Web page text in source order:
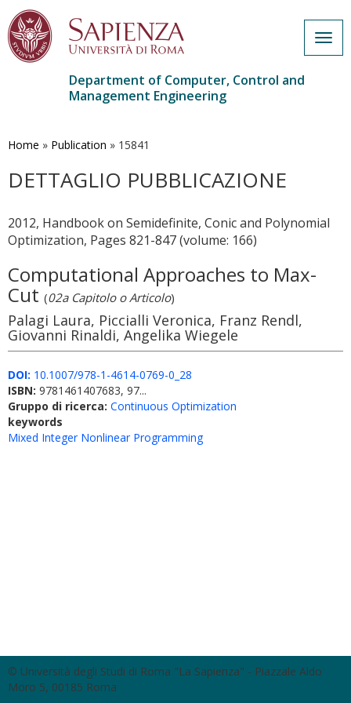
main
Department of Computer, Control and
Management Engineering
Home » Publication » 15841
DETTAGLIO PUBBLICAZIONE
2012, Handbook on Semidefinite, Conic and Polynomial
Optimization, Pages 821-847 (volume: 166)
Computational Approaches to Max-
Cut (02a Capitolo o Articolo)
Palagi Laura, Piccialli Veronica, Franz Rendl,
Giovanni Rinaldi, Angelika Wiegele
DOI: 10.1007/978-1-4614-0769-0_28
ISBN: 9781461407683, 97...
Gruppo di ricerca: Continuous Optimization
keywords
Mixed Integer Nonlinear Programming
© Università degli Studi di Roma "La Sapienza" - Piazzale Aldo
Moro 5, 00185 Roma